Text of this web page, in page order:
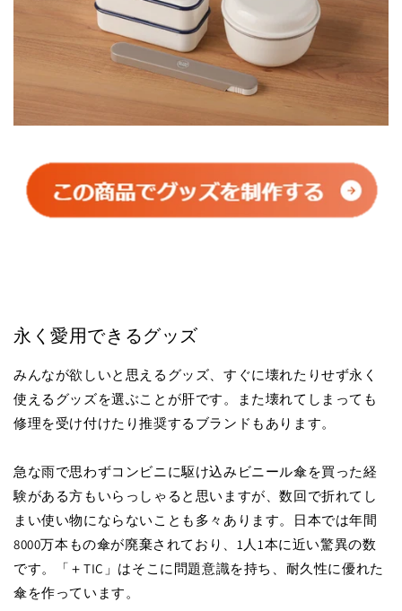
永く愛用できるグッズ
みんなが欲しいと思えるグッズ、すぐに壊れたりせず永く
使えるグッズを選ぶことが肝です。また壊れてしまっても
修理を受け付けたり推奨するブランドもあります。
急な雨で思わずコンビニに駆け込みビニール傘を買った経
験がある方もいらっしゃると思いますが、数回で折れてし
まい使い物にならないことも多々あります。日本では年間
8000万本もの傘が廃棄されており、1人1本に近い驚異の数
です。「＋TIC」はそこに問題意識を持ち、耐久性に優れた
傘を作っています。